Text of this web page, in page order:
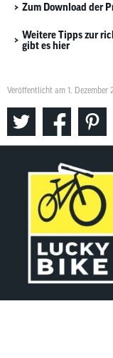
Zum Download der
Weitere Tipps zur
gibt es hier
Veröffentlicht am 1. Dezember